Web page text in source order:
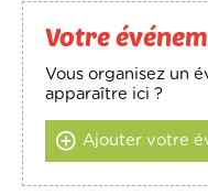
Votre
Vous organisez un
apparaître ici ?
Ajouter votre